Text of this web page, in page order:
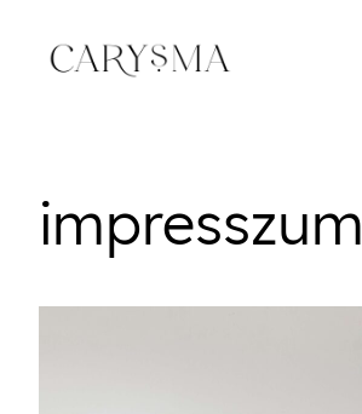
impresszum